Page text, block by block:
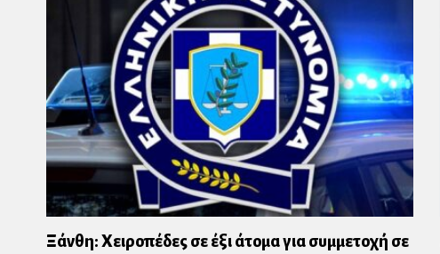
Ξάνθη: Χειροπέδες σε έξι άτομα για συμμετοχή σε